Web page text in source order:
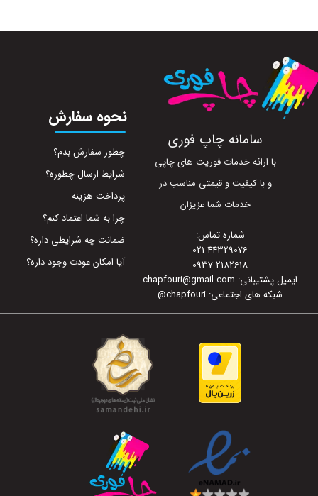
سامانه چاپ فوری
با ارائه خدمات فوریت های چاپی
و با کیفیت و قیمتی مناسب در
خدمات شما عزیزان
شماره تماس:
021-44329076
0937-2182618
ایمیل پشتیبانی: chapfouri@gmail.com
شبکه های اجتماعی: chapfouri
@
نحوه سفارش
چطور سفارش بدم؟
شرایط ارسال چطوره؟
پرداخت هزینه
چرا به شما اعتماد کنم؟
ضمانت چه شرایطی داره؟
آیا امکان عودت وجود داره؟